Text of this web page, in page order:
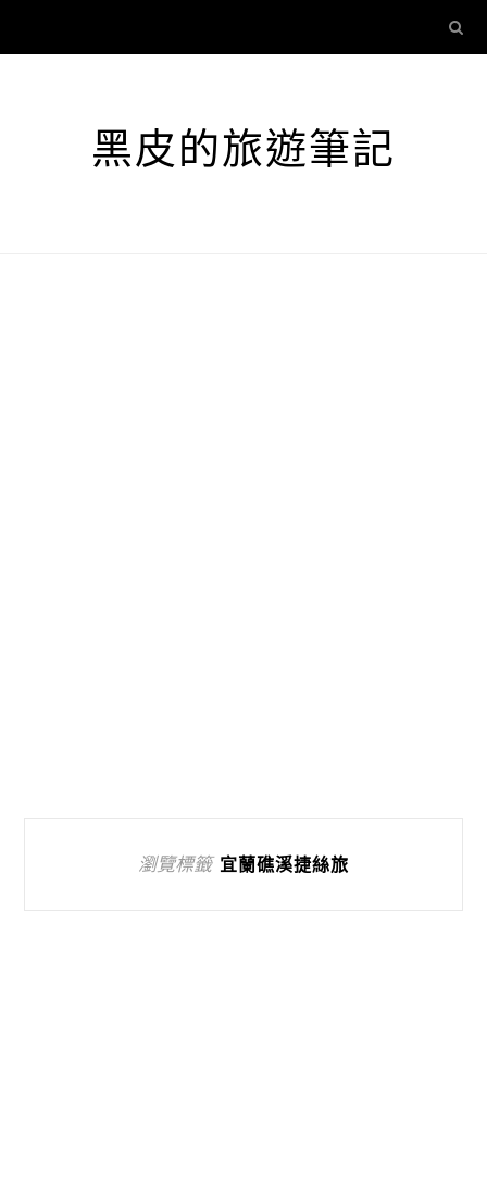
黑皮的旅遊筆記
瀏覽標籤 宜蘭礁溪捷絲旅